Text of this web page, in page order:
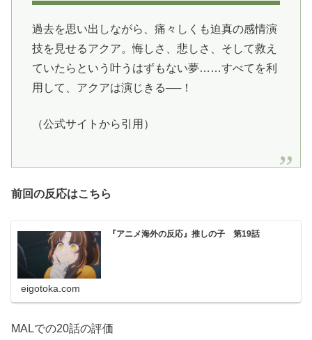
過去を思い出しながら、痛々しくも迫真の感情演
技を見せるアクア。悔しさ、悲しさ、そして救え
ていたらという叶うはずもない夢……すべてを利
用して、アクアは演じきる──！
（公式サイトから引用）
前回の反応はこちら
『アニメ海外の反応』推しの子 第19話
eigotoka.com
MALでの20話の評価